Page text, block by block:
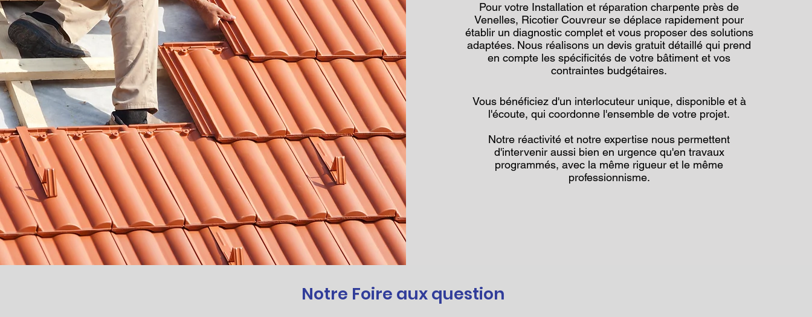
Pour votre Installation et réparation charpente près de
Venelles, Ricotier Couvreur se déplace rapidement pour
établir un diagnostic complet et vous proposer des solutions
adaptées. Nous réalisons un devis gratuit détaillé qui prend
en compte les spécificités de votre bâtiment et vos
contraintes budgétaires.
Vous bénéficiez d'un interlocuteur unique, disponible et à
l'écoute, qui coordonne l'ensemble de votre projet.
Notre réactivité et notre expertise nous permettent
d'intervenir aussi bien en urgence qu'en travaux
programmés, avec la même rigueur et le même
professionnisme.
Notre Foire aux question